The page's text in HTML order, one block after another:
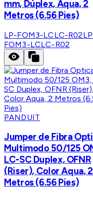
mm, Dúplex, Aqua, 2
Metros (6.56 Pies)
LP-FOM3-LCLC-R02
FOM3-LCLC-R02
PANDUIT
Jumper de Fibra
Multimodo 50/125
LC-SC Duplex, OFNR
(Riser), Color Aqua, 2
Metros (6.56 Pies)